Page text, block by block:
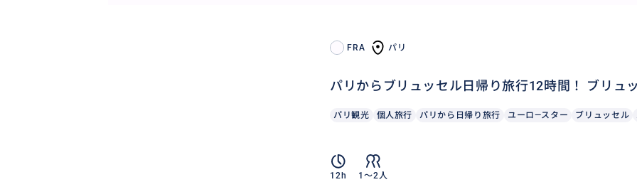
FRA パリ
パリからブリュッセル日帰り旅行12時間！ ブリュ
パリ観光 個人旅行 パリから日帰り旅行 ユーロ―スター ブリュッセル
12h 1〜2人